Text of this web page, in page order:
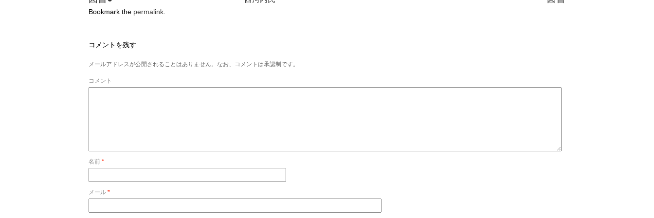
Bookmark the permalink
コメントを残す
メールアドレスが公開されることはありません。なお、コメントは承認制です。
コメント
名前 *
メール *